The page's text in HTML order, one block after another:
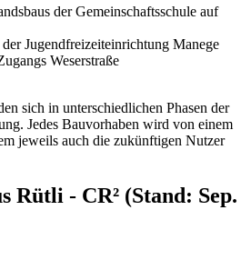
der Gemeinschaftsschule auf
Jugendfreizeiteinrichtung Manege
Weserstraße
sich in unterschiedlichen Phasen der
Jedes Bauvorhaben wird von einem
jeweils auch die zukünftigen Nutzer
Rütli - CR² (Stand: Sep.